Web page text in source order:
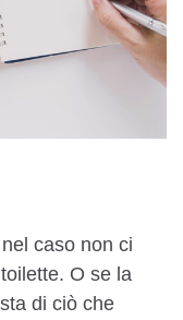
caso non ci
O se la
di ciò che